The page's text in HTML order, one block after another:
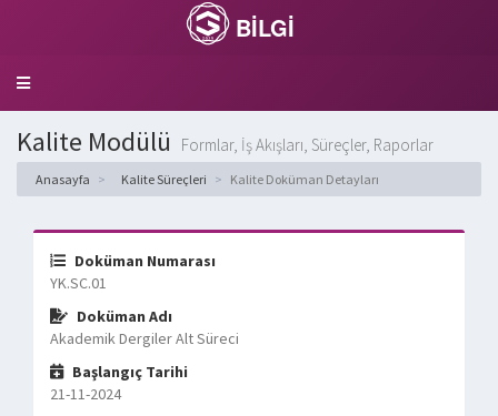
BİLGİ
Toggle
Kalite Modülü Formlar, İş Akışları, Süreçler, Raporlar
Anasayfa Kalite Süreçleri Kalite Doküman Detayları
Doküman Numarası
YK.SC.01
Doküman Adı
Akademik Dergiler Alt Süreci
Başlangıç Tarihi
21-11-2024